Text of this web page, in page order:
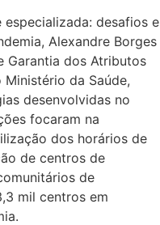
desafios e
Alexandre Borges
Garantia dos Atributos
da Saúde,
desenvolvidas no
focaram na
dos horários de
de centros de
de
mil centros em